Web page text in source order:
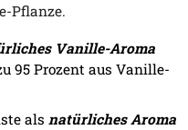
Pflanze.
Vanille-Aroma
95 Prozent aus Vanille-
als natürliches Aroma